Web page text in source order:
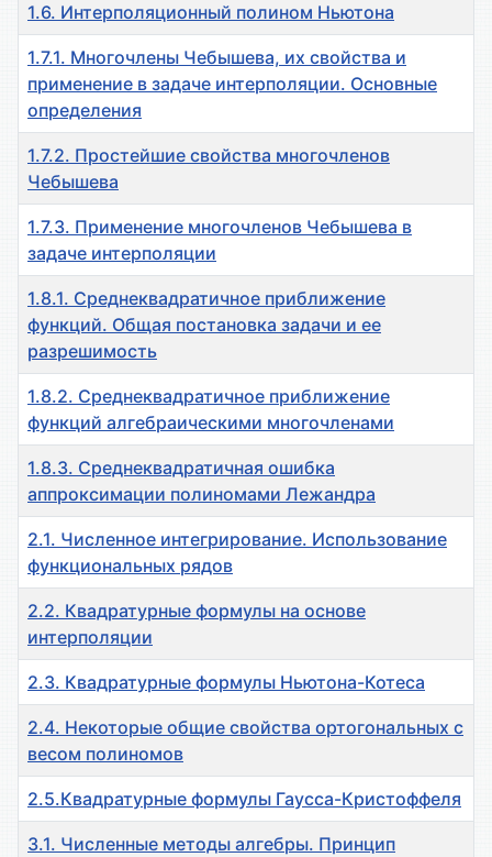
1.6. Интерполяционный полином Ньютона
1.7.1. Многочлены Чебышева, их свойства и
применение в задаче интерполяции. Основные
определения
1.7.2. Простейшие свойства многочленов
Чебышева
1.7.3. Применение многочленов Чебышева в
задаче интерполяции
1.8.1. Среднеквадратичное приближение
функций. Общая постановка задачи и ее
разрешимость
1.8.2. Среднеквадратичное приближение
функций алгебраическими многочленами
1.8.3. Среднеквадратичная ошибка
аппроксимации полиномами Лежандра
2.1. Численное интегрирование. Использование
функциональных рядов
2.2. Квадратурные формулы на основе
интерполяции
2.3. Квадратурные формулы Ньютона-Котеса
2.4. Некоторые общие свойства ортогональных с
весом полиномов
2.5.Квадратурные формулы Гаусса-Кристоффеля
3.1. Численные методы алгебры. Принцип